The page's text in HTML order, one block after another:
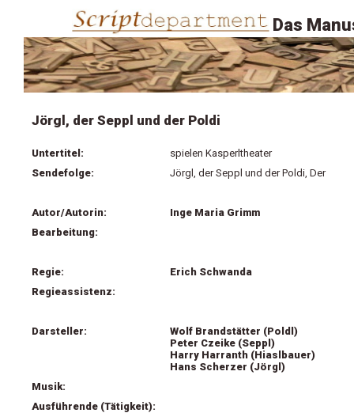
Das
Jörgl, der Seppl und der Poldi
Untertitel:
spielen Kasperltheater
Sendefolge:
Jörgl, der Seppl und der Poldi, Der
Autor/Autorin:
Inge Maria Grimm
Bearbeitung:
Regie:
Erich Schwanda
Regieassistenz:
Darsteller:
Wolf Brandstätter (Poldl)
Peter Czeike (Seppl)
Harry Harranth (Hiaslbauer)
Hans Scherzer (Jörgl)
Musik:
Ausführende (Tätigkeit):